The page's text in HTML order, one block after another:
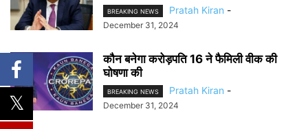
BREAKING NEWS Pratah Kiran -
December 31, 2024
कौन बनेगा करोड़पति 16 ने फैमिली वीक की
घोषणा की
BREAKING NEWS Pratah Kiran -
December 31, 2024